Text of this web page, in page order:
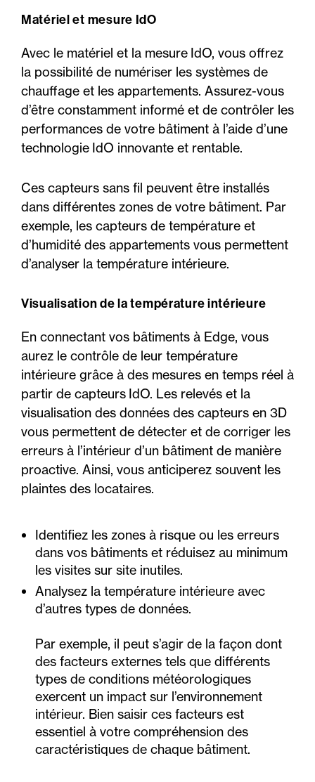
Matériel et mesure IdO
Avec le matériel et la mesure IdO, vous offrez
la possibilité de numériser les systèmes de
chauffage et les appartements. Assurez-vous
d’être constamment informé et de contrôler les
performances de votre bâtiment à l’aide d’une
technologie IdO innovante et rentable.
Ces capteurs sans fil peuvent être installés
dans différentes zones de votre bâtiment. Par
exemple, les capteurs de température et
d’humidité des appartements vous permettent
d’analyser la température intérieure.
Visualisation de la température intérieure
En connectant vos bâtiments à Edge, vous
aurez le contrôle de leur température
intérieure grâce à des mesures en temps réel à
partir de capteurs IdO. Les relevés et la
visualisation des données des capteurs en 3D
vous permettent de détecter et de corriger les
erreurs à l’intérieur d’un bâtiment de manière
proactive. Ainsi, vous anticiperez souvent les
plaintes des locataires.
Identifiez les zones à risque ou les erreurs
dans vos bâtiments et réduisez au minimum
les visites sur site inutiles.
Analysez la température intérieure avec
d’autres types de données.
Par exemple, il peut s’agir de la façon dont
des facteurs externes tels que différents
types de conditions météorologiques
exercent un impact sur l’environnement
intérieur. Bien saisir ces facteurs est
essentiel à votre compréhension des
caractéristiques de chaque bâtiment.